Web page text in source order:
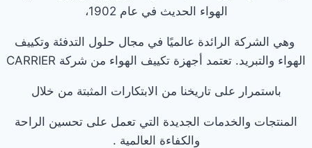
الهواء الحديث في عام 1902،
وهي الشركة الرائدة عالميًا في مجال حلول التدفئة وتكييف
الهواء والتبريد. تعتمد أجهزة تكييف الهواء من شركة CARRIER
باستمرار على تاريخنا من الابتكارات المثبتة من خلال
المنتجات والخدمات الجديدة التي تعمل على تحسين الراحة
والكفاءة العالمية .